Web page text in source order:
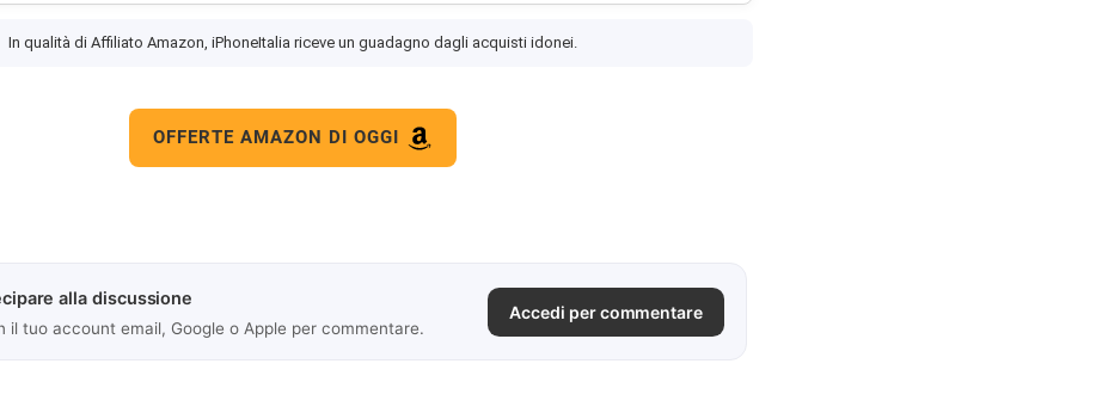
In qualità di Affiliato Amazon, iPhoneItalia riceve un guadagno dagli acquisti idonei.
OFFERTE AMAZON DI OGGI
alla discussione
il tuo account email, Google o Apple per commentare.
Accedi per commentare